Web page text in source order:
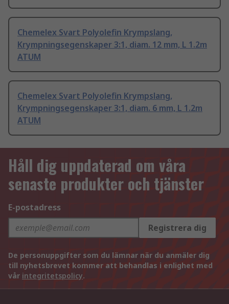
Chemelex Svart Polyolefin Krympslang,
Krympningsegenskaper 3:1, diam. 12 mm, L 1.2m
ATUM
Chemelex Svart Polyolefin Krympslang,
Krympningsegenskaper 3:1, diam. 6 mm, L 1.2m
ATUM
Håll dig uppdaterad om våra
senaste produkter och tjänster
E-postadress
Registrera dig
De personuppgifter som du lämnar när du anmäler dig
till nyhetsbrevet kommer att behandlas i enlighet med
vår integritetspolicy.